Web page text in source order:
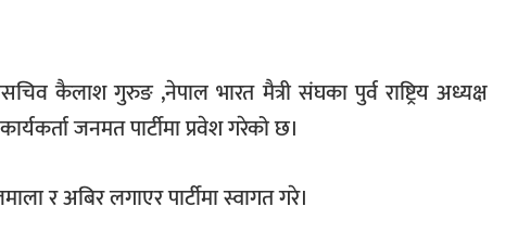
कैलाश गुरुङ ,नेपाल भारत मैत्री संघका पुर्व राष्ट्रिय अध्यक्ष
जनमत पार्टीमा प्रवेश गरेको छ।
र अबिर लगाएर पार्टीमा स्वागत गरे।